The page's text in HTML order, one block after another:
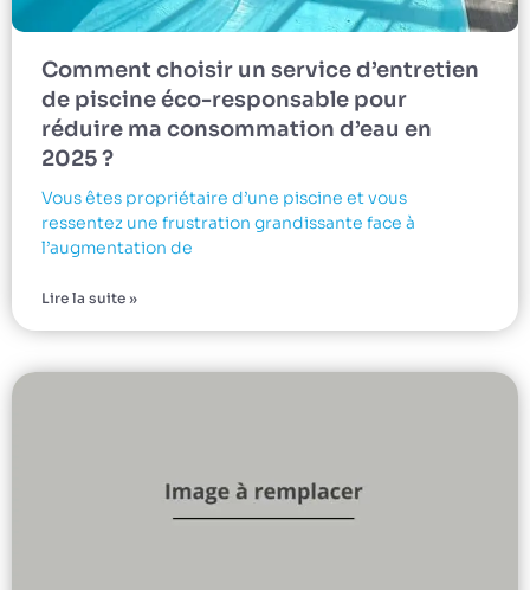
Comment choisir un service d’entretien
de piscine éco-responsable pour
réduire ma consommation d’eau en
2025 ?
Vous êtes propriétaire d’une piscine et vous
ressentez une frustration grandissante face à
l’augmentation de
Lire la suite »